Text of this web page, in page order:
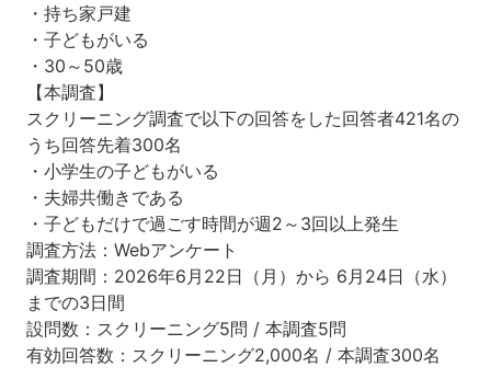
・持ち家戸建
・子どもがいる
・30～50歳
【本調査】
スクリーニング調査で以下の回答をした回答者421名の
うち回答先着300名
・小学生の子どもがいる
・夫婦共働きである
・子どもだけで過ごす時間が週2～3回以上発生
調査方法：Webアンケート
調査期間：2026年6月22日（月）から 6月24日（水）
までの3日間
設問数：スクリーニング5問 / 本調査5問
有効回答数：スクリーニング2,000名 / 本調査300名